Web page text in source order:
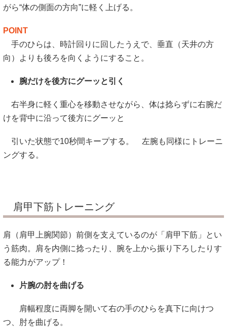
がら“体の側面の方向”に軽く上げる。
POINT
手のひらは、時計回りに回したうえで、垂直（天井の方
向）よりも後ろを向くようにすること。
腕だけを後方にグーッと引く
右半身に軽く重心を移動させながら、体は捻らずに右腕だ
けを背中に沿って後方にグーッと
引いた状態で10秒間キープする。 左腕も同様にトレーニ
ングする。
肩甲下筋トレーニング
肩（肩甲上腕関節）前側を支えているのが「肩甲下筋」とい
う筋肉。肩を内側に捻ったり、腕を上から振り下ろしたりす
る能力がアップ！
片腕の肘を曲げる
肩幅程度に両脚を開いて右の手のひらを真下に向けつ
つ、肘を曲げる。